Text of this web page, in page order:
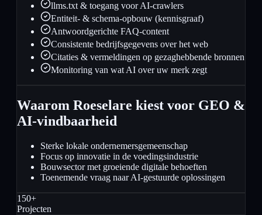
llms.txt & toegang voor AI-crawlers
Entiteit- & schema-opbouw (kennisgraaf)
Antwoordgerichte FAQ-content
Consistente bedrijfsgegevens over het web
Citaties & vermeldingen op gezaghebbende bronnen
Monitoring van wat AI over uw merk zegt
Waarom Roeselare kiest voor GEO &
AI-vindbaarheid
Sterke lokale ondernemersgemeenschap
Focus op innovatie in de voedingsindustrie
Bouwsector met groeiende digitale behoeften
Toenemende vraag naar AI-gestuurde oplossingen
150+
Projecten